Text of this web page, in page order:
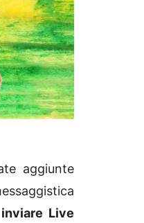
aggiunte
inviare Live